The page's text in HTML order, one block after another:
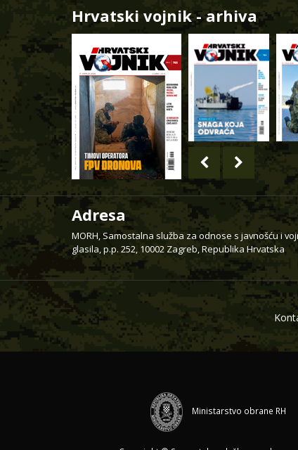
Hrvatski vojnik - arhiva
Adresa
MORH, Samostalna služba za odnose s javnošću i
glasila, p.p. 252, 10002 Zagreb, Republika Hrvatska
Ministarstvo obrane RH